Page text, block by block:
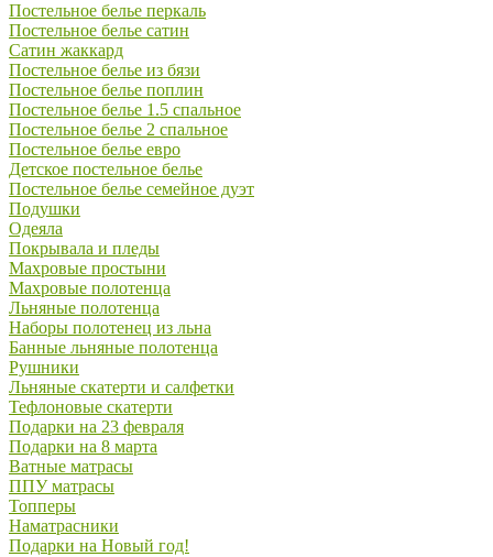
Постельное белье перкаль
Постельное белье сатин
Сатин жаккард
Постельное белье из бязи
Постельное белье поплин
Постельное белье 1.5 спальное
Постельное белье 2 спальное
Постельное белье евро
Детское постельное белье
Постельное белье семейное дуэт
Подушки
Одеяла
Покрывала и пледы
Махровые простыни
Махровые полотенца
Льняные полотенца
Наборы полотенец из льна
Банные льняные полотенца
Рушники
Льняные скатерти и салфетки
Тефлоновые скатерти
Подарки на 23 февраля
Подарки на 8 марта
Ватные матрасы
ППУ матрасы
Топперы
Наматрасники
Подарки на Новый год!